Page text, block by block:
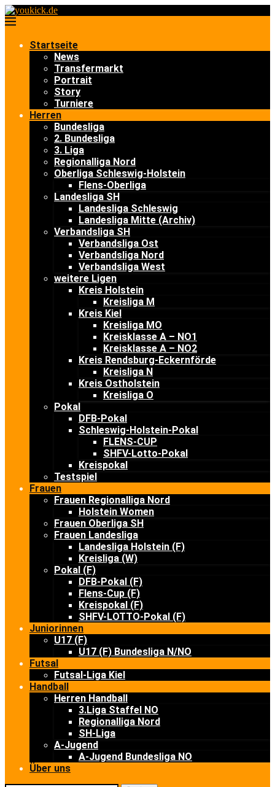
Startseite
News
Transfermarkt
Portrait
Story
Turniere
Herren
Bundesliga
2. Bundesliga
3. Liga
Regionalliga Nord
Oberliga Schleswig-Holstein
Flens-Oberliga
Landesliga SH
Landesliga Schleswig
Landesliga Mitte (Archiv)
Verbandsliga SH
Verbandsliga Ost
Verbandsliga Nord
Verbandsliga West
weitere Ligen
Kreis Holstein
Kreisliga M
Kreis Kiel
Kreisliga MO
Kreisklasse A – NO1
Kreisklasse A – NO2
Kreis Rendsburg-Eckernförde
Kreisliga N
Kreis Ostholstein
Kreisliga O
Pokal
DFB-Pokal
Schleswig-Holstein-Pokal
FLENS-CUP
SHFV-Lotto-Pokal
Kreispokal
Testspiel
Frauen
Frauen Regionalliga Nord
Holstein Women
Frauen Oberliga SH
Frauen Landesliga
Landesliga Holstein (F)
Kreisliga (W)
Pokal (F)
DFB-Pokal (F)
Flens-Cup (F)
Kreispokal (F)
SHFV-LOTTO-Pokal (F)
Juniorinnen
U17 (F)
U17 (F) Bundesliga N/NO
Futsal
Futsal-Liga Kiel
Handball
Herren Handball
3.Liga Staffel NO
Regionalliga Nord
SH-Liga
A-Jugend
A-Jugend Bundesliga NO
Über uns